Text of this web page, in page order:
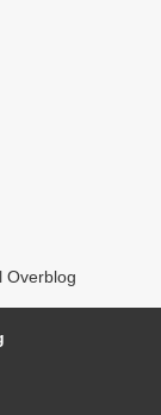
Overblog